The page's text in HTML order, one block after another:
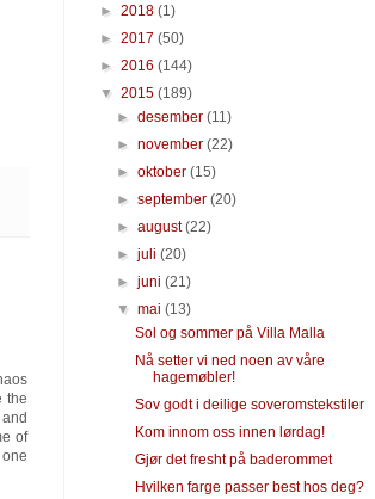
the
of
► 2018 (1)
► 2017 (50)
► 2016 (144)
▼ 2015 (189)
►desember(11)
►november(22)
►oktober(15)
►september(20)
►august(22)
►juli(20)
►juni(21)
▼mai(13)
Sol og sommer på Villa Malla
Nå setter vi ned noen av våre
hagemøbler!
Sov godt i deilige soveromstekstiler
Kom innom oss innen lørdag!
Gjør det fresht på baderommet
Hvilken farge passer best hos deg?